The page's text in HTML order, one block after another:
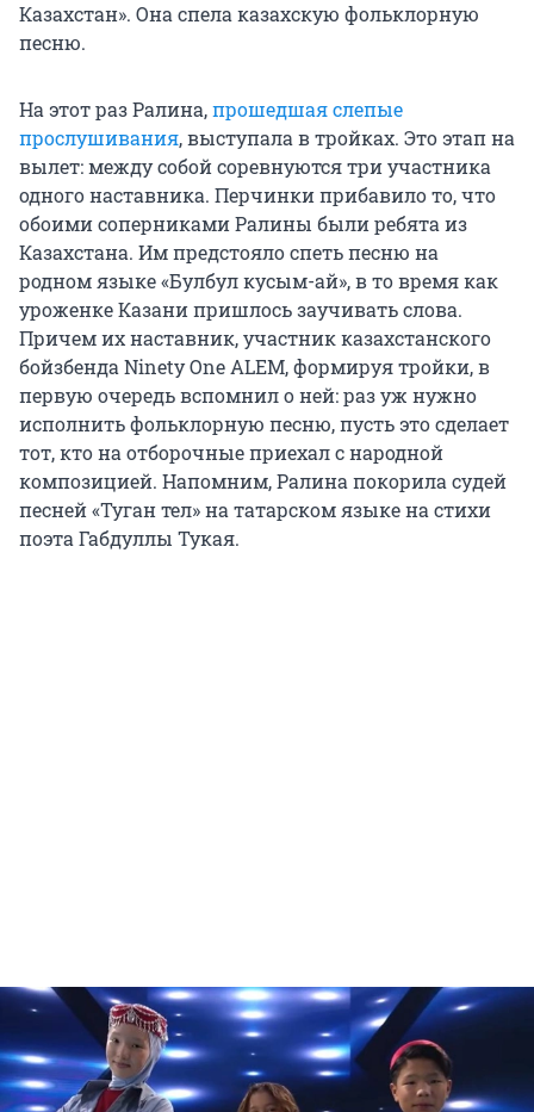
Казахстан». Она спела казахскую фольклорную
песню.
На этот раз Ралина,прошедшая слепые
прослушивания, выступала в тройках. Это этап на
вылет: между собой соревнуются три участника
одного наставника. Перчинки прибавило то, что
обоими соперниками Ралины были ребята из
Казахстана. Им предстояло спеть песню на
родном языке «Булбул кусым-ай», в то время как
уроженке Казани пришлось заучивать слова.
Причем их наставник, участник казахстанского
бойзбенда Ninety One ALEM, формируя тройки, в
первую очередь вспомнил о ней: раз уж нужно
исполнить фольклорную песню, пусть это сделает
тот, кто на отборочные приехал с народной
композицией. Напомним, Ралина покорила судей
песней «Туган тел» на татарском языке на стихи
поэта Габдуллы Тукая.